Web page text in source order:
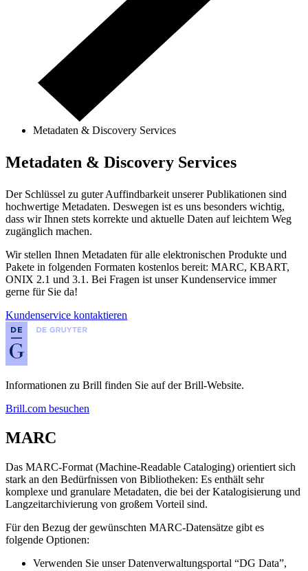
Metadaten & Discovery Services
Metadaten & Discovery Services
Der Schlüssel zu guter Auffindbarkeit unserer Publikationen sind
hochwertige Metadaten. Deswegen ist es uns besonders wichtig,
dass wir Ihnen stets korrekte und aktuelle Daten auf leichtem Weg
zugänglich machen.
Wir stellen Ihnen Metadaten für alle elektronischen Produkte und
Pakete in folgenden Formaten kostenlos bereit: MARC, KBART,
ONIX 2.1 und 3.1. Bei Fragen ist unser Kundenservice immer
gerne für Sie da!
Kundenservice kontaktieren
Informationen zu Brill finden Sie auf der Brill-Website.
Brill.com besuchen
MARC
Das MARC-Format (Machine-Readable Cataloging) orientiert sich
stark an den Bedürfnissen von Bibliotheken: Es enthält sehr
komplexe und granulare Metadaten, die bei der Katalogisierung und
Langzeitarchivierung von großem Vorteil sind.
Für den Bezug der gewünschten MARC-Datensätze gibt es
folgende Optionen:
Verwenden Sie unser Datenverwaltungsportal “DG Data”,